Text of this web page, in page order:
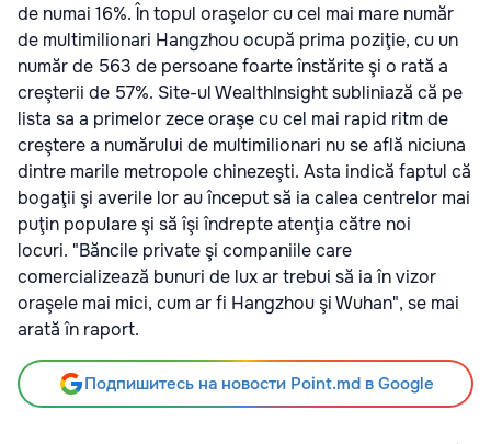
de numai 16%. În topul oraşelor cu cel mai mare număr
de multimilionari Hangzhou ocupă prima poziţie, cu un
număr de 563 de persoane foarte înstărite şi o rată a
creşterii de 57%. Site-ul WealthInsight subliniază că pe
lista sa a primelor zece oraşe cu cel mai rapid ritm de
creştere a numărului de multimilionari nu se află niciuna
dintre marile metropole chinezeşti. Asta indică faptul că
bogaţii şi averile lor au început să ia calea centrelor mai
puţin populare şi să îşi îndrepte atenţia către noi
locuri. "Băncile private şi companiile care
comercializează bunuri de lux ar trebui să ia în vizor
oraşele mai mici, cum ar fi Hangzhou şi Wuhan", se mai
arată în raport.
Подпишитесь на новости Point.md в Google